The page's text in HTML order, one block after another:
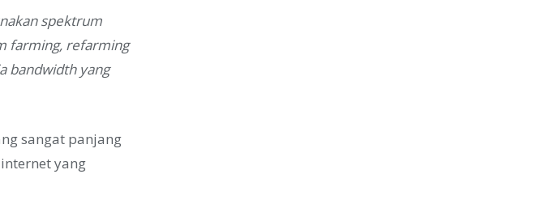
spektrum
farming, refarming
bandwidth yang
sangat panjang
yang